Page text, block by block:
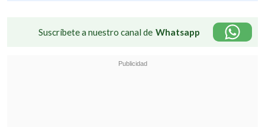
Suscríbete a nuestro canal de Whatsapp